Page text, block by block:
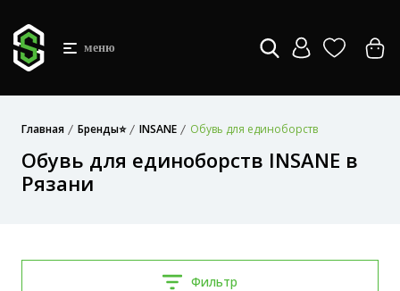
меню
Главная Бренды⭐ INSANE Обувь для единоборств
Обувь для единоборств INSANE в
Рязани
Фильтр